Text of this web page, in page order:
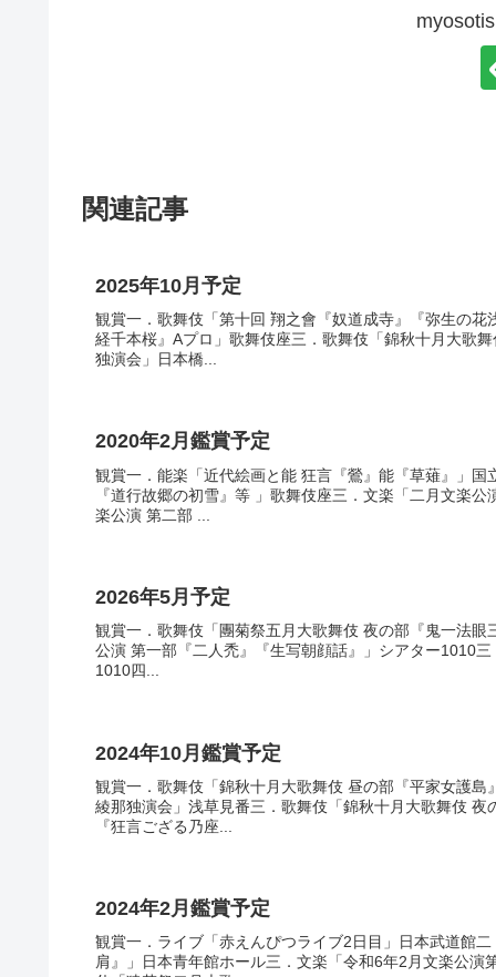
関連記事
2025年10月予定
観賞一．歌舞伎「第十回 翔之會『奴道成寺』『弥生の
経千本桜』Aプロ」歌舞伎座三．歌舞伎「錦秋十月大歌
独演会」日本橋...
2020年2月鑑賞予定
観賞一．能楽「近代絵画と能 狂言『鶯』能『草薙』」国
『道行故郷の初雪』等 」歌舞伎座三．文楽「二月文楽
楽公演 第二部 ...
2026年5月予定
観賞一．歌舞伎「團菊祭五月大歌舞伎 夜の部『鬼一法
公演 第一部『二人禿』『生写朝顔話』」シアター1010
1010四...
2024年10月鑑賞予定
観賞一．歌舞伎「錦秋十月大歌舞伎 昼の部『平家女護
綾那独演会」浅草見番三．歌舞伎「錦秋十月大歌舞伎
『狂言ござる乃座...
2024年2月鑑賞予定
観賞一．ライブ「赤えんぴつライブ2日目」日本武道館
肩』」日本青年館ホール三．文楽「令和6年2月文楽公